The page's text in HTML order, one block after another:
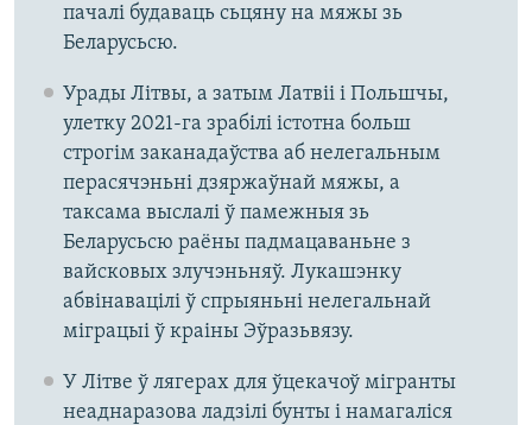
пачалі будаваць сьцяну на мяжы зь
Беларусьсю.
Урады Літвы, а затым Латвіі і Польшчы,
улетку 2021-га зрабілі істотна больш
строгім заканадаўства аб нелегальным
перасячэньні дзяржаўнай мяжы, а
таксама выслалі ў памежныя зь
Беларусьсю раёны падмацаваньне з
вайсковых злучэньняў. Лукашэнку
абвінавацілі ў спрыяньні нелегальнай
міграцыі ў краіны Эўразьвязу.
У Літве ў лягерах для ўцекачоў мігранты
неаднаразова ладзілі бунты і намагаліся